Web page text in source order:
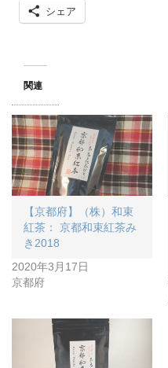
シェア
関連
【京都府】（株）和束
紅茶： 京都和束紅茶み
き2018
2020年3月17日
京都府